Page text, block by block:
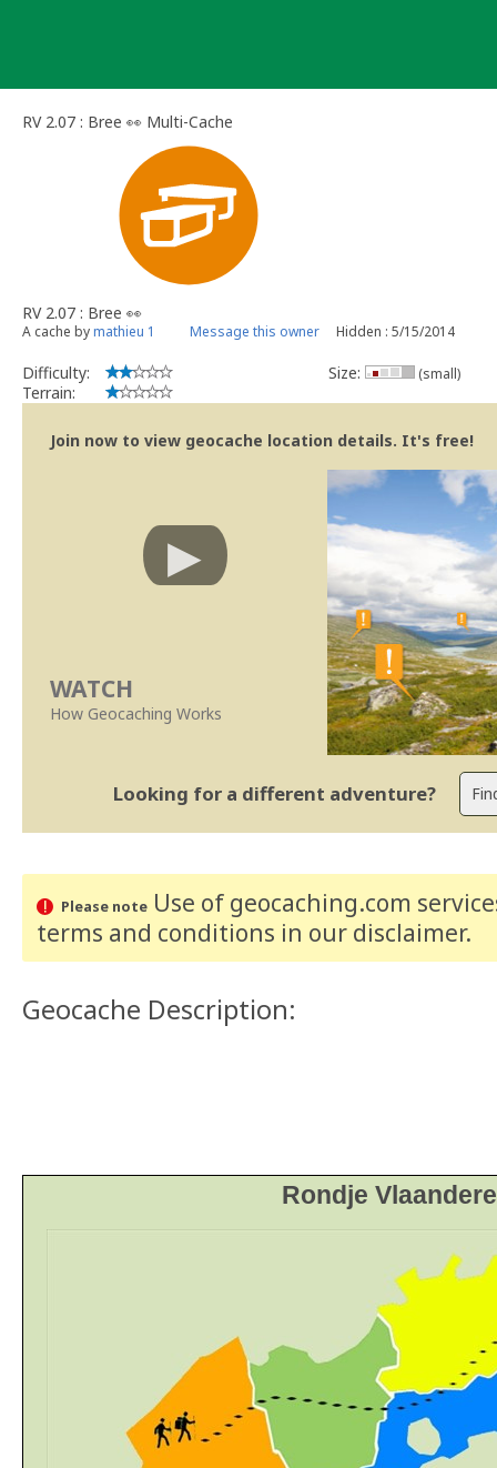
RV 2.07 : Bree 👀 Multi-Cache
RV 2.07 : Bree 👀
A cache bymathieu 1 Message this owner Hidden : 5/15/2014
Difficulty:
Terrain:
Size: (small)
Join now to view geocache location details. It's free!
WATCH
How Geocaching Works
Looking for a different adventure?
Please noteUse of geocaching.com
terms and conditions in our disclaimer.
Geocache Description:
Rondje